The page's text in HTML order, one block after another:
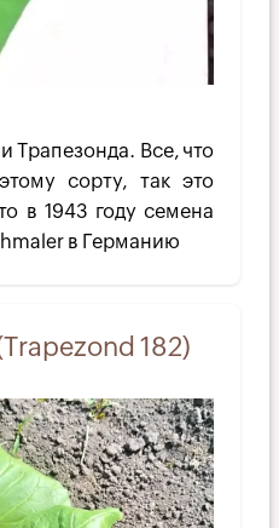
Трапезонда. Все, что
сорту, так это
в 1943 году семена
в Германию
182)